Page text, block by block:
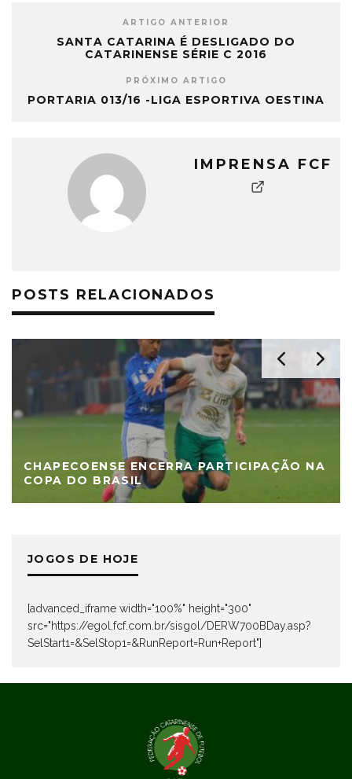
ARTIGO ANTERIOR
SANTA CATARINA É DESLIGADO DO
CATARINENSE SÉRIE C 2016
PRÓXIMO ARTIGO
PORTARIA 013/16 -LIGA ESPORTIVA OESTINA
IMPRENSA FCF
POSTS RELACIONADOS
CHAPECOENSE ENCERRA PARTICIPAÇÃO NA
COPA DO BRASIL
JOGOS DE HOJE
[advanced_iframe width="100%" height="300"
src="https://egol.fcf.com.br/sisgol/DERW700BDay.asp?
SelStart1=&SelStop1=&RunReport=Run+Report"]